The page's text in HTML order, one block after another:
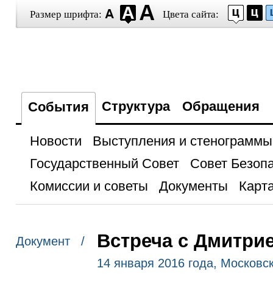
Размер шрифта: Цвета сайта:
События Структура Обращения
Новости
Выступления и стенограммы
Государственный Совет
Совет
Комиссии и советы
Документы
Документ / Встреча с
14 января 2016 года,